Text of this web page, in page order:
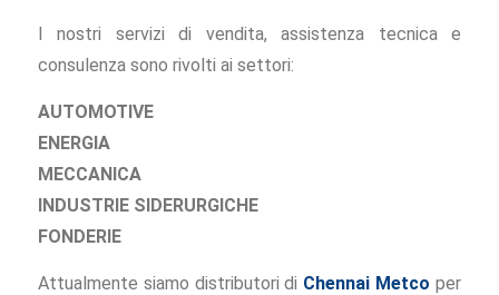
I nostri servizi di vendita, assistenza tecnica e
consulenza sono rivolti ai settori:
AUTOMOTIVE
ENERGIA
MECCANICA
INDUSTRIE SIDERURGICHE
FONDERIE
Attualmente siamo distributori di Chennai Metco per